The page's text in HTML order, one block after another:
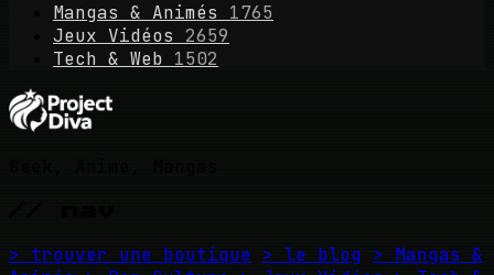
Mangas & Animés
1765
Jeux Vidéos
2659
Tech & Web 1502
> trouver une boutique > le blog > Mangas &